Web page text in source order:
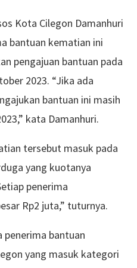
Kota Cilegon Damanhuri
bantuan kematian ini
pengajuan bantuan pada
2023. “Jika ada
bantuan ini masih
kata Damanhuri.
tersebut masuk pada
yang kuotanya
penerima
Rp2 juta,” tuturnya.
penerima bantuan
yang masuk kategori